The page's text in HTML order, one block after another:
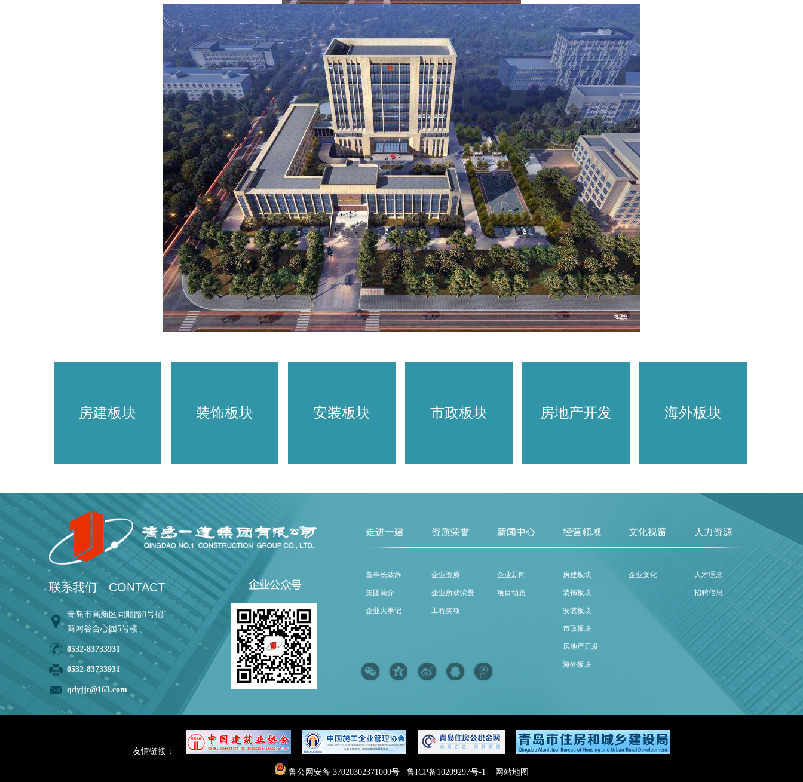
房建板块 装饰板块 安装板块 市政板块 房地产开发 海外板块
联系我们 CONTACT
青岛市高新区同顺路8号招
商网谷合心园5号楼
0532-83733931
0532-83733931
qdyjjt@163.com
走进一建 资质荣誉 新闻中心 经营领域 文化视窗 人力资源
董事长致辞
集团简介
企业大事记
企业资质
企业所获荣誉
工程奖项
企业新闻
项目动态
房建板块
装饰板块
安装板块
市政板块
房地产开发
海外板块
企业文化 人才理念
招聘信息
友情链接：
鲁公网安备 37020302371000号 鲁ICP备10209297号-1 网站地图